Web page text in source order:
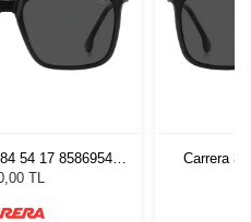
54 17 8586954
Gözlüğü
TL
Carrera